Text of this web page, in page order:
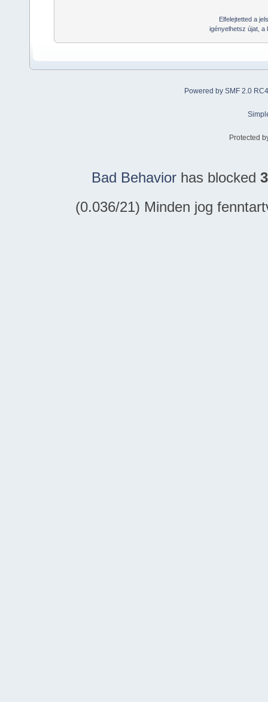
Elfelejtetted a
igényelhetsz újat, a
Powered by SMF 2.0 RC4
Protected
Bad Behavior has blocked
(0.036/21) Minden jog